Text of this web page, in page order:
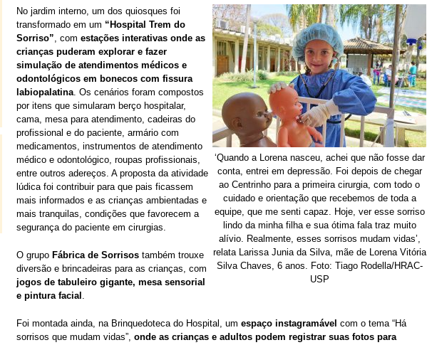
‘Quando a Lorena nasceu, achei que não fosse dar
conta, entrei em depressão. Foi depois de chegar
ao Centrinho para a primeira cirurgia, com todo o
cuidado e orientação que recebemos de toda a
equipe, que me senti capaz. Hoje, ver esse sorriso
lindo da minha filha e sua ótima fala traz muito
alívio. Realmente, esses sorrisos mudam vidas’,
relata Larissa Junia da Silva, mãe de Lorena Vitória
Silva Chaves, 6 anos. Foto: Tiago Rodella/HRAC-
USP
No jardim interno, um dos quiosques foi
transformado em um “Hospital Trem do
Sorriso”, com estações interativas onde as
crianças puderam explorar e fazer
simulação de atendimentos médicos e
odontológicos em bonecos com fissura
labiopalatina. Os cenários foram compostos
por itens que simularam berço hospitalar,
cama, mesa para atendimento, cadeiras do
profissional e do paciente, armário com
medicamentos, instrumentos de atendimento
médico e odontológico, roupas profissionais,
entre outros adereços. A proposta da atividade
lúdica foi contribuir para que pais ficassem
mais informados e as crianças ambientadas e
mais tranquilas, condições que favorecem a
segurança do paciente em cirurgias.
O grupo Fábrica de Sorrisos também trouxe
diversão e brincadeiras para as crianças, com
jogos de tabuleiro gigante, mesa sensorial
e pintura facial .
Foi montada ainda, na Brinquedoteca do Hospital, um espaço instagramável com o tema “Há
sorrisos que mudam vidas”, onde as crianças e adultos podem registrar suas fotos para